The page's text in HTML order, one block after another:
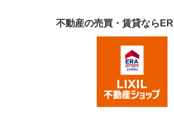
不動産の売買・賃貸なら